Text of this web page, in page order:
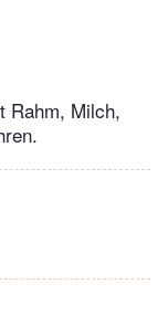
Rahm, Milch,